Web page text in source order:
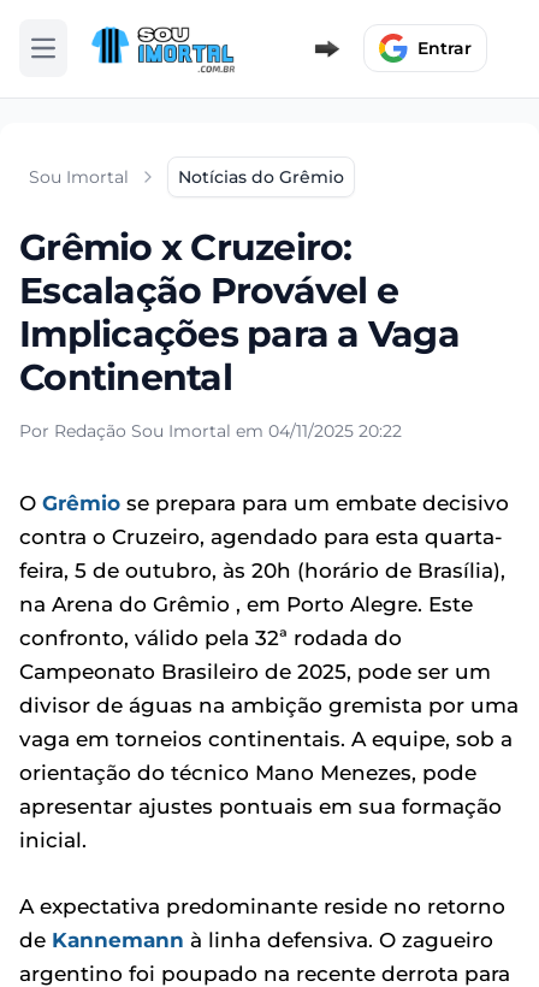
Abrir menu Entrar
Sou Imortal Notícias do Grêmio
Grêmio x Cruzeiro:
Escalação Provável e
Implicações para a Vaga
Continental
Por Redação Sou Imortal em 04/11/2025 20:22
O Grêmio se prepara para um embate decisivo
contra o Cruzeiro, agendado para esta quarta-
feira, 5 de outubro, às 20h (horário de Brasília),
na Arena do Grêmio , em Porto Alegre. Este
confronto, válido pela 32ª rodada do
Campeonato Brasileiro de 2025, pode ser um
divisor de águas na ambição gremista por uma
vaga em torneios continentais. A equipe, sob a
orientação do técnico Mano Menezes, pode
apresentar ajustes pontuais em sua formação
inicial.
A expectativa predominante reside no retorno
de Kannemann à linha defensiva. O zagueiro
argentino foi poupado na recente derrota para